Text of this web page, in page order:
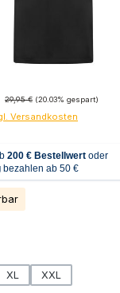
Regulärer Preis:
29,95 € (20.03% gespart)
Versandkosten
XL XXL